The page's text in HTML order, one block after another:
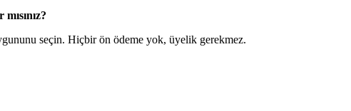
seçin. Hiçbir ön ödeme yok, üyelik gerekmez.